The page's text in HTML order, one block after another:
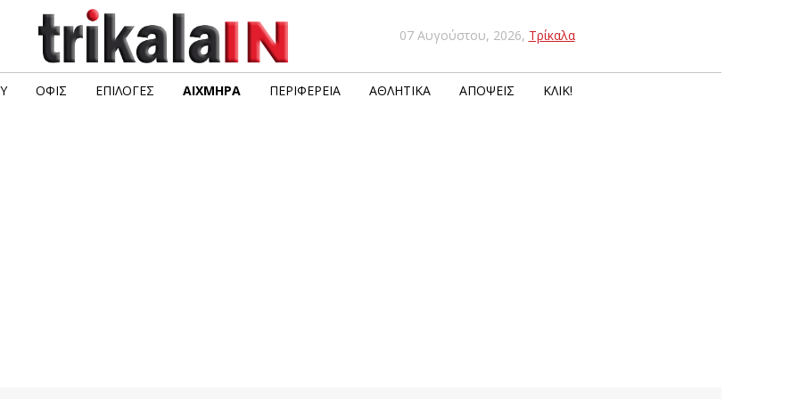
07 Αυγούστου, 2026, Τρίκαλα
ΟΦΙΣ ΕΠΙΛΟΓΈΣ ΑΙΧΜΗΡΆ ΠΕΡΙΦΈΡΕΙΑ ΑΘΛΗΤΙΚΆ ΑΠΌΨΕΙΣ ΚΛΙΚ!